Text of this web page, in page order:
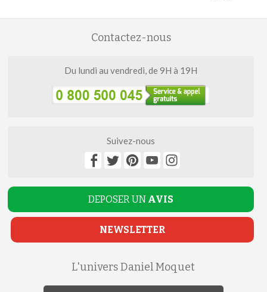
Contactez-nous
Du lundi au vendredi, de 9H à 19H
Suivez-nous
DEPOSER UN AVIS
NEWSLETTER
L'univers Daniel Moquet